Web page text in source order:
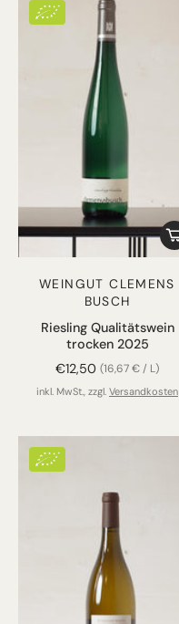
WEINGUT CLEMENS
BUSCH
Riesling Qualitätswein
trocken 2025
€12,50 (16,67 € / L)
inkl. MwSt., zzgl. Versandkosten